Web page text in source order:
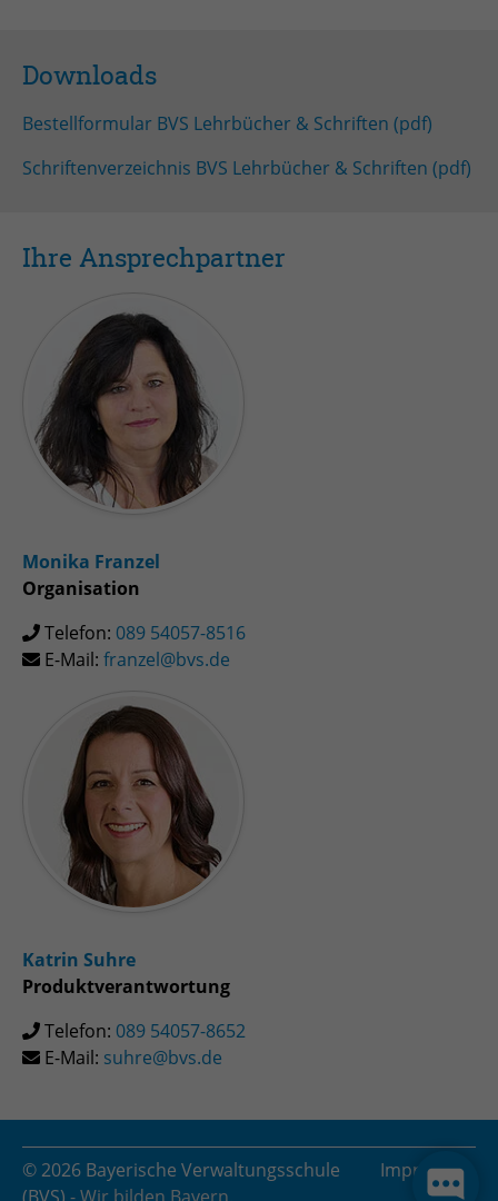
Downloads
Bestellformular BVS Lehrbücher & Schriften (pdf)
Schriftenverzeichnis BVS Lehrbücher & Schriften (pdf)
Ihre Ansprechpartner
Monika Franzel
Organisation
Telefon: 089 54057-8516
E-Mail: franzel@bvs.de
Katrin Suhre
Produktverantwortung
Telefon: 089 54057-8652
E-Mail: suhre@bvs.de
© 2026 Bayerische Verwaltungsschule
Impressum